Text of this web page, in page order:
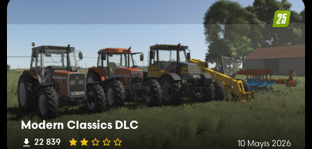
Modern Classics DLC
22 839 10 Mayıs 2026